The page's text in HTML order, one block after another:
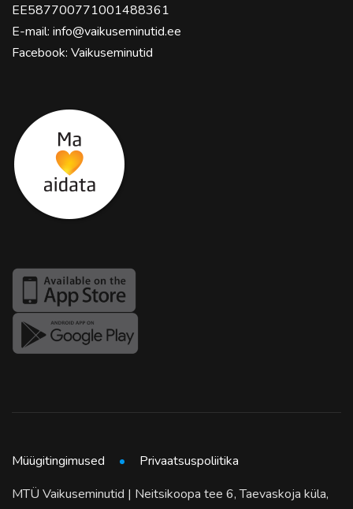
EE587700771001488361
E-mail: info@vaikuseminutid.ee
Facebook: Vaikuseminutid
MTÜ Vaikuseminutid | Neitsikoopa tee 6, Taevaskoja küla,
Müügitingimused Privaatsuspoliitika